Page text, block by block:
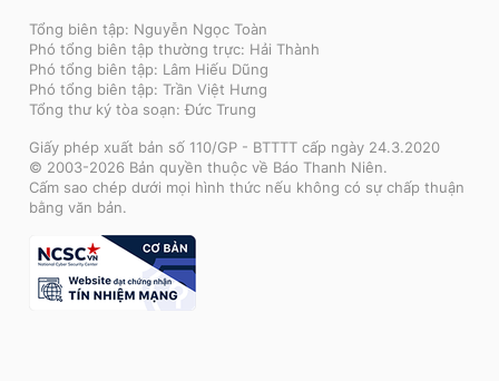
Tổng biên tập: Nguyễn Ngọc Toàn
Phó tổng biên tập thường trực: Hải Thành
Phó tổng biên tập: Lâm Hiếu Dũng
Phó tổng biên tập: Trần Việt Hưng
Tổng thư ký tòa soạn: Đức Trung
Giấy phép xuất bản số 110/GP - BTTTT cấp ngày 24.3.2020
© 2003-2026 Bản quyền thuộc về Báo Thanh Niên.
Cấm sao chép dưới mọi hình thức nếu không có sự chấp thuận
bằng văn bản.